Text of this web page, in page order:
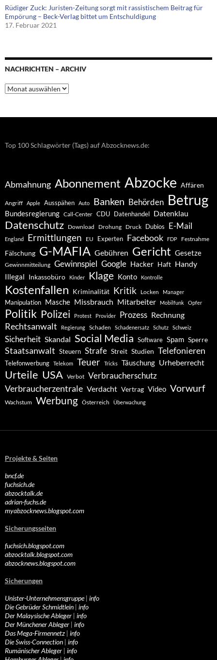
Rüdiger Zuck: Juristen-Zeitung sorgt mit rassistischem Beitrag für
Empörung – Beck-Verlag bittet um Entschuldigung
17. Februar 2021
NACHRICHTEN – ARCHIV
Nachrichten
–
Top 100 Schlagwörter (Tags) auf Abzocknews.de:
Abmahnung Abonnement Abzocke Affären
Angriff Apple Ausspähen Auto Banken Behörden Betrug
Bundesregierung Call-Center CDU Datenhandel Datenklau
Datenschutz Download Drohung Druck Dubios E-Mail
England Ermittlungen EU Experten Facebook FDP Festnahme
Fälschung G-MAFIA Gebühren Gericht Gesetze
Gewinnmitteilung Gewinnspiel Google Hacker Haft Handy
Illegal Inkassobüro Kinder Klage Konto Kontrolle
Kostenfallen Kriminalität Kritik Locken Manager
Manipulation Masche Missbrauch Mitarbeiter Mobilfunk Opfer
Politik Polizei Protest Provider Prozess Rechnung
Rechtsanwalt Regierung Schaden Schadenersatz Schutz Schweiz
Sicherheit Skandal Social Media Software Spam Sperre
Staatsanwalt Steuern Strafe Streit Studien Telefonieren
Telefonwerbung Telekom Teuer Tricks Täuschung Urheberrecht
Urteile USA Verbot Verbraucherschutz
Verbraucherzentrale Verdacht Vertrag Video Vorwurf
Wachstum Werbung Österreich Überwachung
Projekte & Seiten
bncf.de
fuchsich.de
abzocktalk.de
adrian-fuchs.de
myabzocknews.blogspot.com
Sicherungsseiten
fuchsich.blogspot.com
abzocktalk.blogspot.com
abzocknews.blogspot.com
Sicherungen
Unister-Unternehmensgruppe| info
Die Gebrüder Schmidtlein | info
Der Malaysische Ableger | info
Der Münchener Ableger | info
Das Mega-Firmennetz | info
Die Swiss-Connection | info
Rumänischer Ableger | info